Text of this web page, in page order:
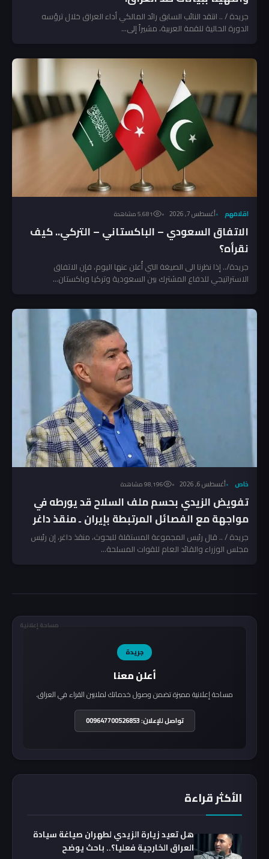
جريدة / .. انتقد النائب السابق رائد المالكي أداء العراق خلال ترؤسه
الدورة الحالية للقمة العربية، مشيراً إلى...
اقلامهم أغسطس 7, 2026 5٬681 مشاهدة
الاتفاق السعودي – الباكستاني – التركي.. كيف
نقرأه؟
جريدة/.. إذا نظرنا الى الصيغة التي أُعلن عنها اليوم، فإن الاتفاق
الاستراتيجي للدفاع المشترك بين السعودية وتركيا وباكستان...
خاص أغسطس 6, 2026 98٬196 مشاهدة
تفويض الزيدي بحسم ملف السلاح قد يورطه في
مواجهة مع الفصائل المرتبطة بإيران ـ منقذ داغر
جريدة / .. قال رئيس المجموعة المستقلة للبحوث، منقذ داغر، إن رئيس
مجلس الوزراء والقائد العام للقوات المسلحة...
مساحة إعلانية
جريدة
أعلن معنا
مساحة إعلانية مميزة تضمن وصول خدماتك لملايين القراء في العراق.
تواصل للإعلان: 009647700526853
الأكثر قراءة
هل تعيد زيارة الزيدي لطهران صياغة سيادة
العراق الخارجية فعليا؟.. باحث يوضح